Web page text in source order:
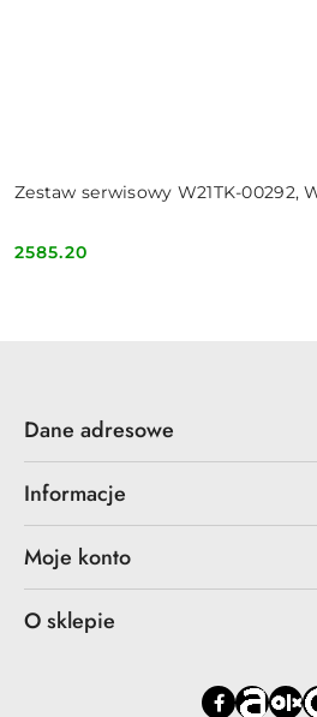
Zestaw serwisowy W21TK-00292,
Cena:
2585.20
Dane adresowe
Informacje
Moje konto
O sklepie